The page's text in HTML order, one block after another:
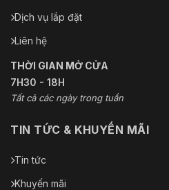
Dịch vụ lắp đặt
Liên hệ
THỜI GIAN MỞ CỬA
7H30 - 18H
Tất cả các ngày trong tuần
TIN TỨC & KHUYẾN MÃI
Tin tức
Khuyến mãi